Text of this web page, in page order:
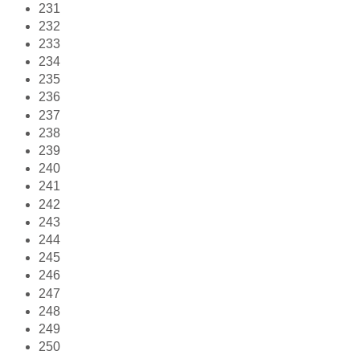
231
232
233
234
235
236
237
238
239
240
241
242
243
244
245
246
247
248
249
250